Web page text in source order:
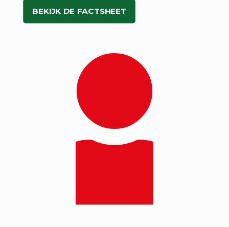
BEKIJK DE FACTSHEET